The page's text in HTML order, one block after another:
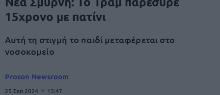
15χρονο με πατίνι
Αυτή τη στιγμή το παιδί μεταφέρεται στο
νοσοκομείο
Proson Newsroom
25 Σεπ 2024 13:47